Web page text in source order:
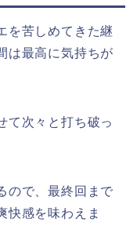
を苦しめてきた継
は最高に気持ちが
て次々と打ち破っ
ので、最終回まで
快感を味わえま